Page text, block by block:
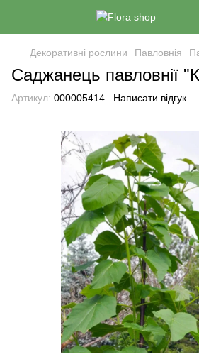
Декоративні рослини Павловнія
Саджанець павловнії
Артикул: 000005414 Написати відгук